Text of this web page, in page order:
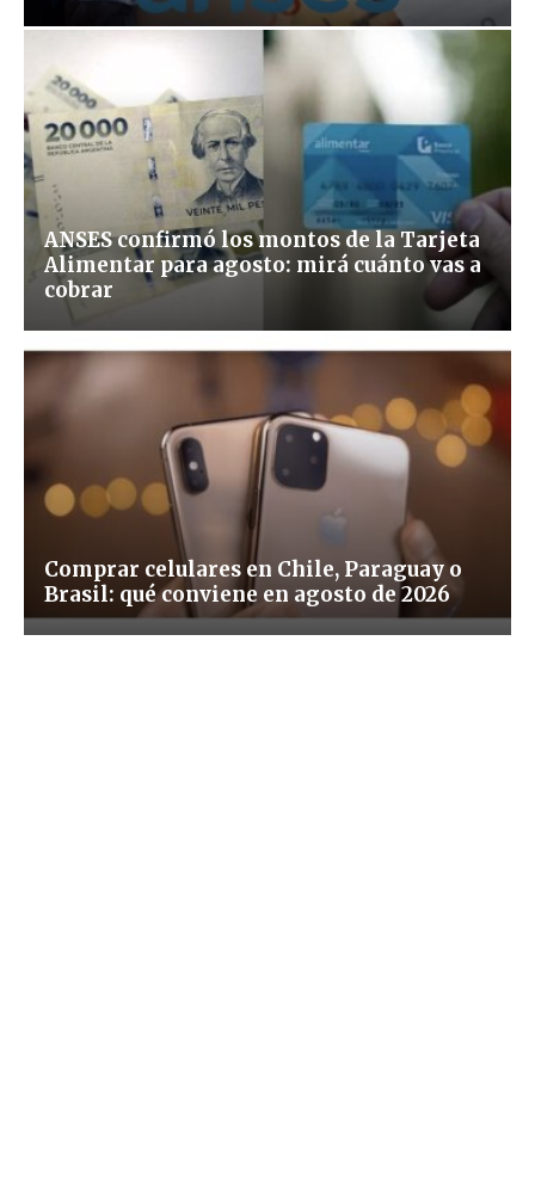
ANSES confirmó los montos de la Tarjeta
Alimentar para agosto: mirá cuánto vas a
cobrar
Comprar celulares en Chile, Paraguay o
Brasil: qué conviene en agosto de 2026